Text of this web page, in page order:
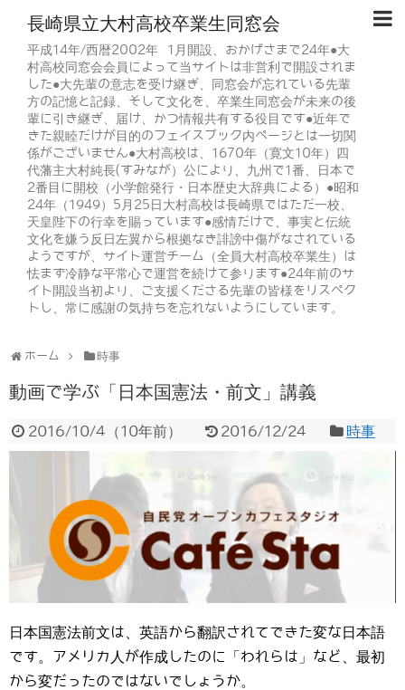
長崎県立大村高校卒業生同窓会
平成14年/西暦2002年 1月開設、おかげさまで24年●大
村高校同窓会会員によって当サイトは非営利で開設されま
した●大先輩の意志を受け継ぎ、同窓会が忘れている先輩
方の記憶と記録、そして文化を、卒業生同窓会が未来の後
輩に引き継ぎ、届け、かつ情報共有する役目です●近年で
きた親睦だけが目的のフェイスブック内ページとは一切関
係がございません●大村高校は、1670年（寛文10年）四
代藩主大村純長(すみなが）公により、九州で1番、日本で
2番目に開校（小学館発行・日本歴史大辞典による）●昭和
24年（1949）5月25日大村高校は長崎県ではただ一校、
天皇陛下の行幸を賜っています●感情だけで、事実と伝統
文化を嫌う反日左翼から根拠なき誹謗中傷がなされている
ようですが、サイト運営チーム（全員大村高校卒業生）は
怯まず冷静な平常心で運営を続けて参ります●24年前のサ
イト開設当初より、ご支援くださる先輩の皆様をリスペク
トし、常に感謝の気持ちを忘れないようにしています。
ホーム 時事
動画で学ぶ「日本国憲法・前文」講義
2016/10/4 （10年前） 2016/12/24 時事
日本国憲法前文は、英語から翻訳されてできた変な日本語
です。アメリカ人が作成したのに「われらは」など、最初
から変だったのではないでしょうか。